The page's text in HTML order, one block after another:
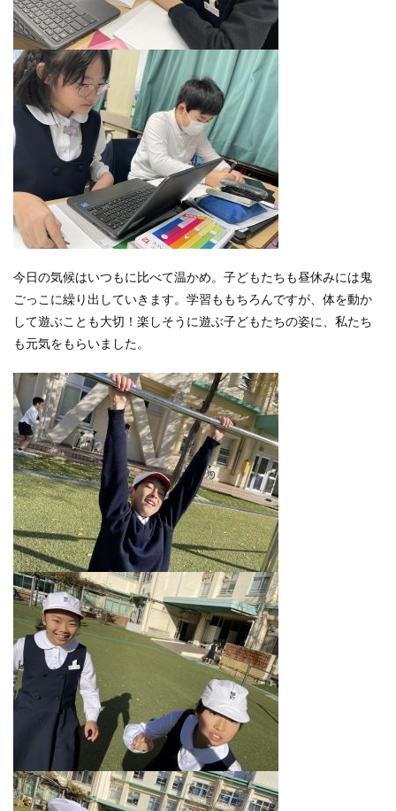
今日の気候はいつもに比べて温かめ。子どもたちも昼休みには鬼
ごっこに繰り出していきます。学習ももちろんですが、体を動か
して遊ぶことも大切！楽しそうに遊ぶ子どもたちの姿に、私たち
も元気をもらいました。